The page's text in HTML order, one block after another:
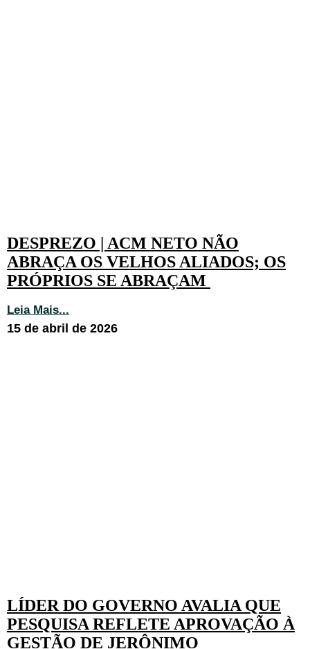
DESPREZO | ACM NETO NÃO
ABRAÇA OS VELHOS ALIADOS; OS
PRÓPRIOS SE ABRAÇAM
Leia Mais...
15 de abril de 2026
LÍDER DO GOVERNO AVALIA QUE
PESQUISA REFLETE APROVAÇÃO À
GESTÃO DE JERÔNIMO